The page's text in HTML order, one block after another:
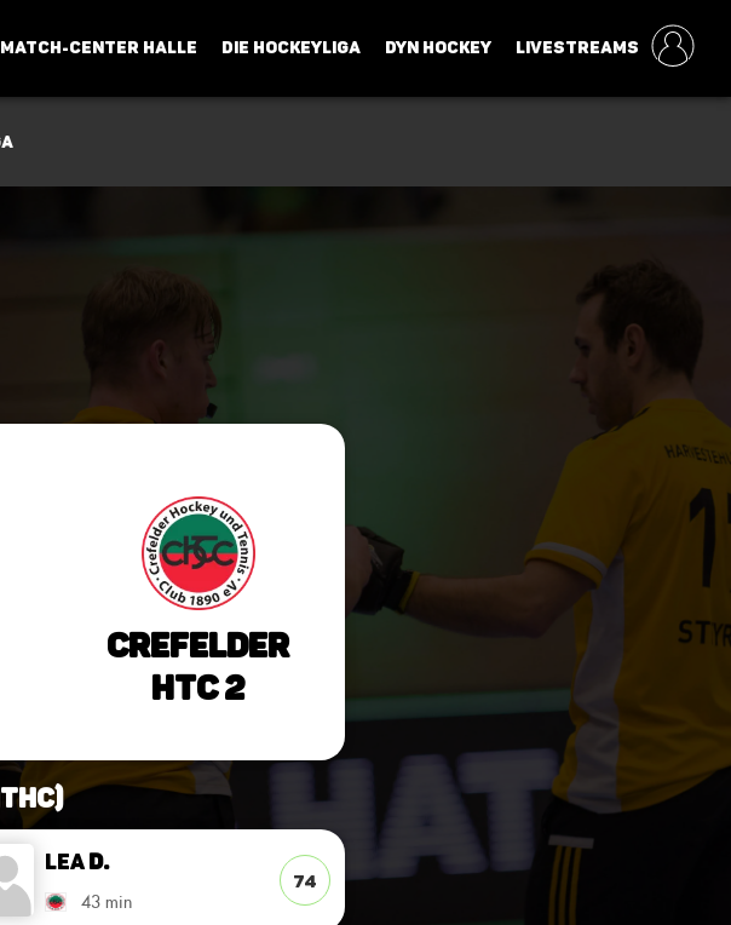
MATCH-CENTER HALLE DIE HOCKEYLIGA DYN HOCKEY LIVESTREAMS
Crefelder
HTC 2
LeaD.
43 min
74